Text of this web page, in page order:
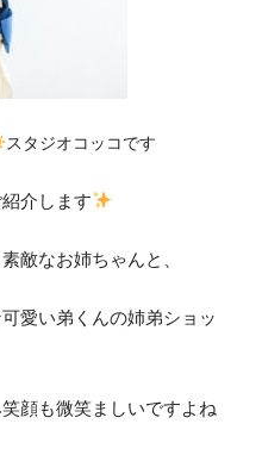
スタジオコッコです
介します
敵なお姉ちゃんと、
愛い弟くんの姉弟ショッ
顔も微笑ましいですよね